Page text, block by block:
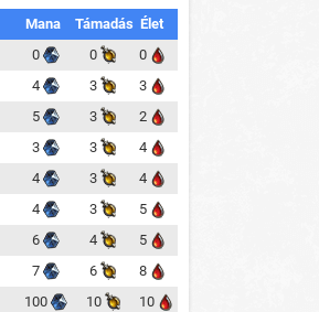
Mana Támadás Élet
0 0
0
4 3
3
5 3
2
3 3
4
4 3
4
4 3
5
6 4
5
7 6
8
100 10 10